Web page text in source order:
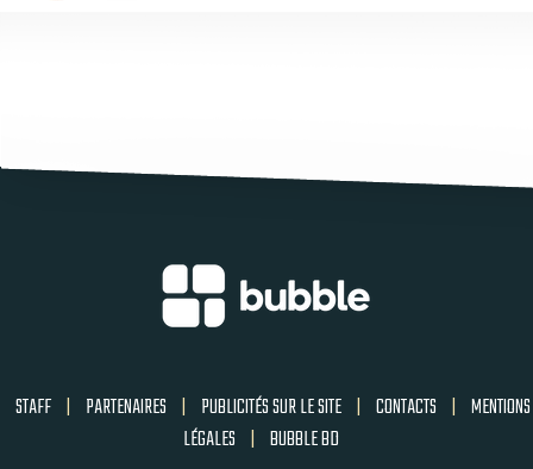
STAFF | PARTENAIRES | PUBLICITÉS SUR LE SITE | CONTACTS | MENTIONS
LÉGALES | BUBBLE BD